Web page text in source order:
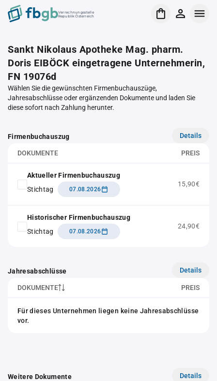
Verrechnungsstelle
Republik Österreich
Sankt Nikolaus Apotheke Mag. pharm.
Doris EIBÖCK eingetragene Unternehmerin,
FN 19076d
Wählen Sie die gewünschten Firmenbuchauszüge,
Jahresabschlüsse oder ergänzenden Dokumente und laden Sie
diese sofort nach Zahlung herunter.
Firmenbuchauszug Details
DOKUMENTE PREIS
Aktueller Firmenbuchauszug
Stichtag
07.08.2026
15,90€
Historischer Firmenbuchauszug
Stichtag
07.08.2026
24,90€
Jahresabschlüsse Details
DOKUMENTE PREIS
Für dieses Unternehmen liegen keine Jahresabschlüsse
vor.
Weitere Dokumente Details